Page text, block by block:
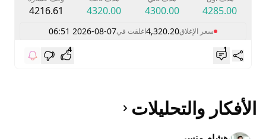
4285.00
4300.00
4320.00
4216.61
سعر الإغلاق4,320.20اغلقت في2026-08-07 06:51
1
4
الأفكار والتحليلات